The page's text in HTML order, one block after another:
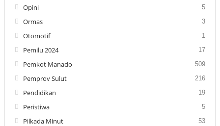
Opini 5
Ormas 3
Otomotif 1
Pemilu 2024 17
Pemkot Manado 509
Pemprov Sulut 216
Pendidikan 19
Peristiwa 5
Pilkada Minut 53